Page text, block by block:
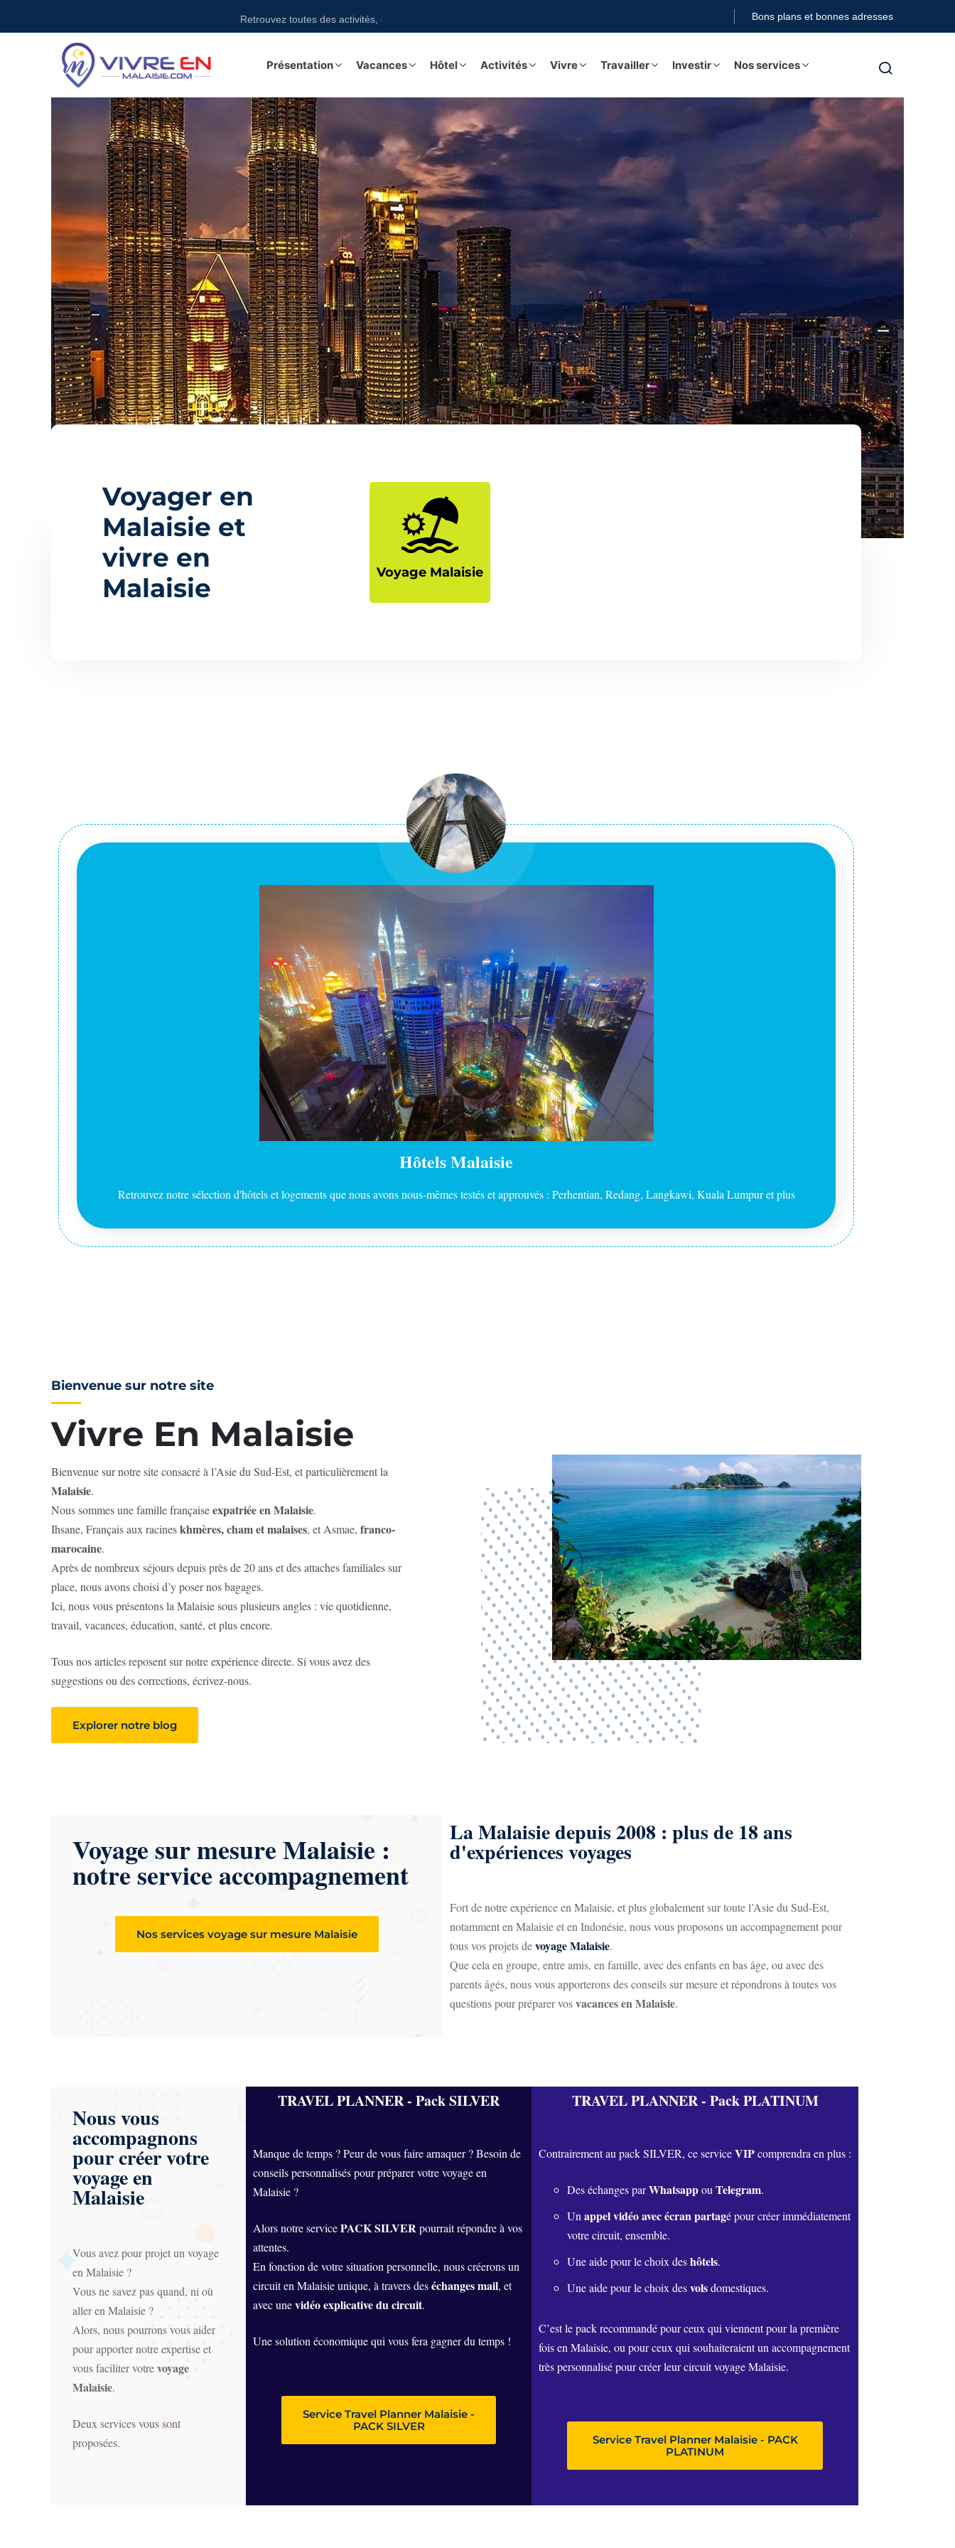
Retrouvez toutes des activités, guides, excursions sur notre boutique Bons plans et bonnes adresses
Présentation Vacances Hôtel Activités Vivre Travailler Investir Nos services
Voyager en
Malaisie et
vivre en
Malaisie
Voyage Malaisie
Vivre
Hôtels Malaisie
Retrouvez notre sélection d'hôtels et logements que nous avons nous-mêmes testés et approuvés : Perhentian, Redang, Langkawi, Kuala Lumpur et plus
Vivre En Malaisie
Bienvenue sur notre site
Bienvenue sur notre site consacré à l’Asie du Sud-Est, et particulièrement la
Malaisie.
Nous sommes une famille françaiseexpatriée en Malaisie.
Ihsane, Français aux racineskhmères, cham et malaises, et Asmae, franco-
marocaine.
Après de nombreux séjours depuis près de 20 ans et des attaches familiales sur
place, nous avons choisi d’y poser nos bagages.
Ici, nous vous présentons la Malaisie sous plusieurs angles : vie quotidienne,
travail, vacances, éducation, santé, et plus encore.
Tous nos articles reposent sur notre expérience directe. Si vous avez des
suggestions ou des corrections, écrivez-nous.
Explorer notre blog
Voyage sur mesure Malaisie :
notre service accompagnement
Nos services voyage sur mesure Malaisie
La Malaisie depuis 2008 : plus de 18 ans
d'expériences voyages
Fort de notre expérience en Malaisie, et plus globalement sur toute l’Asie du Sud-Est,
notamment en Malaisie et en Indonésie, nous vous proposons un accompagnement pour
tous vos projets devoyage Malaisie.
Que cela en groupe, entre amis, en famille, avec des enfants en bas âge, ou avec des
parents âgés, nous vous apporterons des conseils sur mesure et répondrons à toutes vos
questions pour préparer vosvacances en Malaisie.
Nous vous
accompagnons
pour créer votre
voyage en
Malaisie
Vous avez pour projet un voyage
en Malaisie ?
Vous ne savez pas quand, ni où
aller en Malaisie ?
Alors, nous pourrons vous aider
pour apporter notre expertise et
vous faciliter votrevoyage
Malaisie.
Deux services vous sont
proposées.
TRAVEL PLANNER - Pack SILVER
Manque de temps ? Peur de vous faire arnaquer ? Besoin de
conseils personnalisés pour préparer votre voyage en
Malaisie ?
Alors notre servicePACK SILVERpourrait répondre à vos
attentes.
En fonction de votre situation personnelle, nous créerons un
circuit en Malaisie unique, à travers deséchanges mail, et
avec unevidéo explicative du circuit.
Une solution économique qui vous fera gagner du temps !
Service Travel Planner Malaisie -
PACK SILVER
TRAVEL PLANNER - Pack PLATINUM​
Contrairement au pack SILVER, ce serviceVIPcomprendra en plus :
Des échanges parWhatsappouTelegram.
Unappel vidéo avec écran partagé pour créer immédiatement
votre circuit, ensemble.
Une aide pour le choix deshôtels.
Une aide pour le choix desvolsdomestiques.
C’est le pack recommandé pour ceux qui viennent pour la première
fois en Malaisie, ou pour ceux qui souhaiteraient un accompagnement
très personnalisé pour créer leur circuit voyage Malaisie.
Service Travel Planner Malaisie - PACK
PLATINUM